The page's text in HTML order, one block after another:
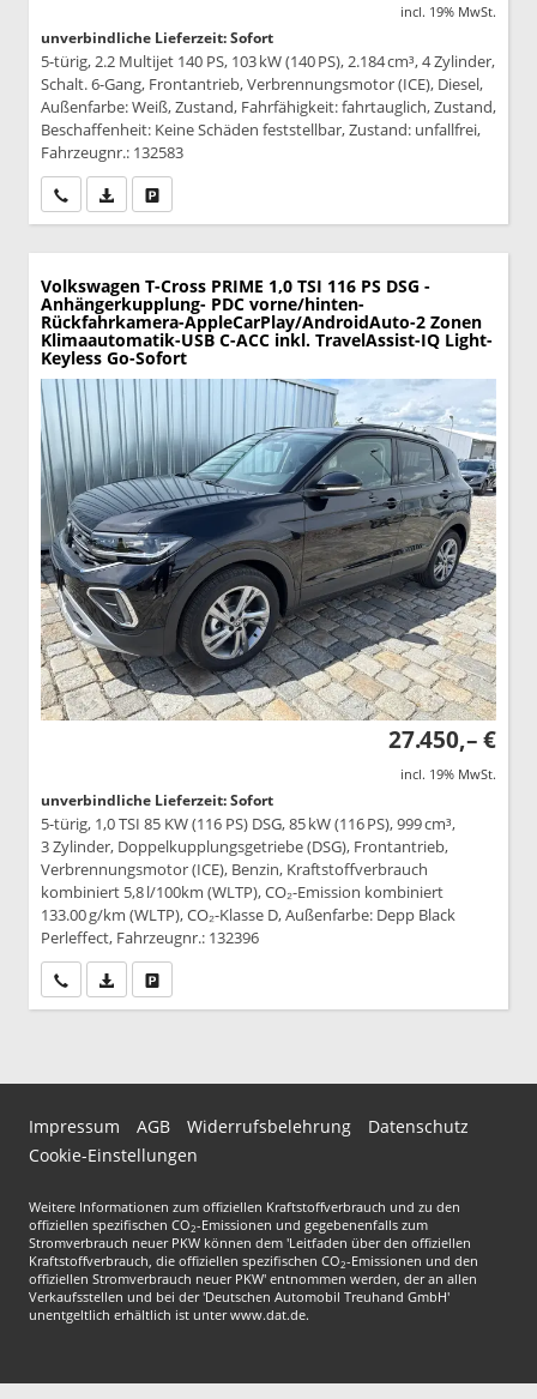
incl. 19% MwSt.
unverbindliche Lieferzeit: Sofort
5-türig, 2.2 Multijet 140 PS, 103 kW (140 PS), 2.184 cm³, 4 Zylinder,
Schalt. 6-Gang, Frontantrieb, Verbrennungsmotor (ICE), Diesel,
Außenfarbe: Weiß, Zustand, Fahrfähigkeit: fahrtauglich, Zustand,
Beschaffenheit: Keine Schäden feststellbar, Zustand: unfallfrei,
Fahrzeugnr.: 132583
Wir rufen Sie anPDF-Datei, Fahrzeugexposé drucken
Volkswagen T-Cross PRIME 1,0 TSI 116 PS DSG -
Anhängerkupplung- PDC vorne/hinten-
Rückfahrkamera-AppleCarPlay/AndroidAuto-2 Zonen
Klimaautomatik-USB C-ACC inkl. TravelAssist-IQ Light-
Keyless Go-Sofort
27.450,– €
incl. 19% MwSt.
unverbindliche Lieferzeit: Sofort
5-türig, 1,0 TSI 85 KW (116 PS) DSG, 85 kW (116 PS), 999 cm³,
3 Zylinder, Doppelkupplungsgetriebe (DSG), Frontantrieb,
Verbrennungsmotor (ICE), Benzin, Kraftstoffverbrauch
kombiniert 5,8 l/100km (WLTP), CO₂-Emission kombiniert
133.00 g/km (WLTP), CO₂-Klasse D, Außenfarbe: Depp Black
Perleffect, Fahrzeugnr.: 132396
Wir rufen Sie anPDF-Datei, Fahrzeugexposé drucken
Impressum AGB Widerrufsbelehrung
Datenschutz
Cookie-Einstellungen
Weitere Informationen zum offiziellen Kraftstoffverbrauch und zu den
offiziellen spezifischen CO2-Emissionen und gegebenenfalls zum
Stromverbrauch neuer PKW können dem 'Leitfaden über den offiziellen
Kraftstoffverbrauch, die offiziellen spezifischen CO2-Emissionen und den
offiziellen Stromverbrauch neuer PKW' entnommen werden, der an allen
Verkaufsstellen und bei der 'Deutschen Automobil Treuhand GmbH'
unentgeltlich erhältlich ist unter www.dat.de.